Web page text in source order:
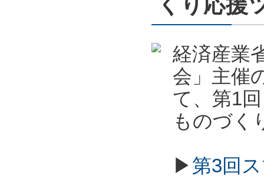
経済産業
会」主催
て、第1
ものづく
▶第3回